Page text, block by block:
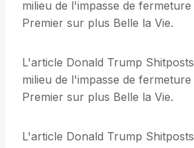
milieu de l'impasse de
Premier sur plus Belle la Vie.
L'article Donald Trump
milieu de l'impasse de
Premier sur plus Belle la Vie.
L'article Donald Trump